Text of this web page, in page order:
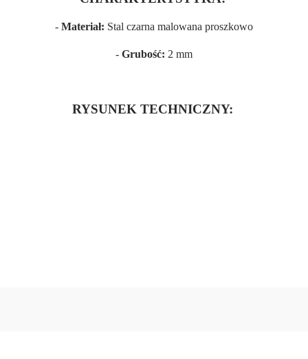
- Materiał: Stal czarna malowana proszkowo
- Grubość: 2 mm
RYSUNEK TECHNICZNY: